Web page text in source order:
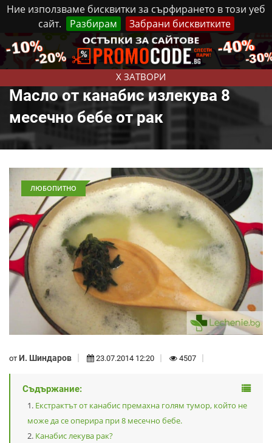
Ние използваме бисквитки за сърфирането в този уеб
сайт.
Разбирам Забрани бисквитките
X ЗАТВОРИ
Петък, 7 Август, 2026 Реклама Контакти
Масло от канабис излекува 8
месечно бебе от рак
ЛЮБОПИТНО
от И. Шиндаров 23.07.2014 12:20 4507
Съдържание:
Екстрактът от канабис премахна голям тумор, който не
може да се оперира при 8 месечно бебе.
Канабис лекува рак?